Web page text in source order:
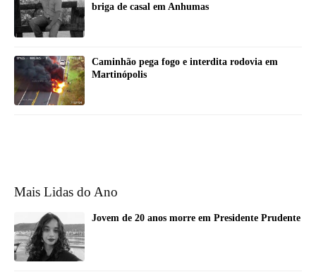
briga de casal em Anhumas
Caminhão pega fogo e interdita rodovia em
Martinópolis
Mais Lidas do Ano
Jovem de 20 anos morre em Presidente Prudente